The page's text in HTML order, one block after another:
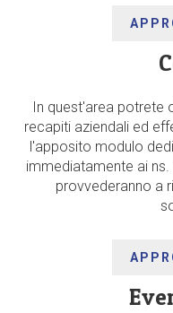
In quest'area potrete
recapiti aziendali ed
l'apposito modulo
immediatamente ai
provvederanno a